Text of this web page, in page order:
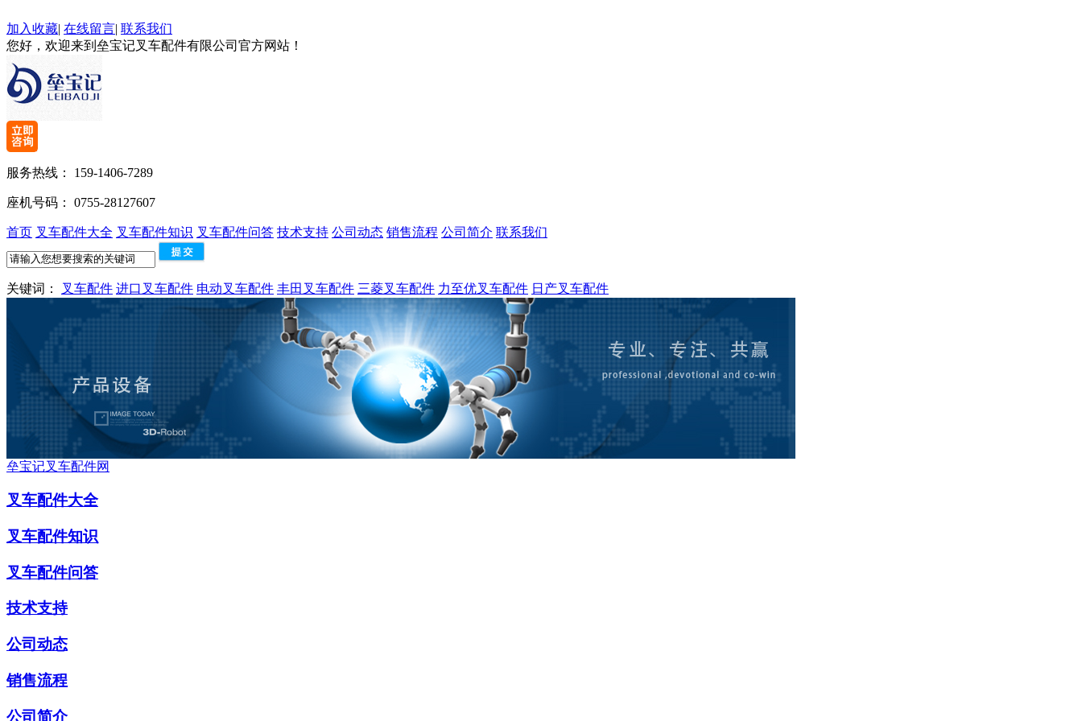
加入收藏| 在线留言| 联系我们
您好，欢迎来到垒宝记叉车配件有限公司官方网站！
服务热线： 159-1406-7289
座机号码： 0755-28127607
首页 叉车配件大全 叉车配件知识 叉车配件问答 技术支持 公司动态 销售流程 公司简介 联系我们
关键词： 叉车配件 进口叉车配件 电动叉车配件 丰田叉车配件 三菱叉车配件 力至优叉车配件 日产叉车配件
垒宝记叉车配件网
叉车配件大全
叉车配件知识
叉车配件问答
技术支持
公司动态
销售流程
公司简介